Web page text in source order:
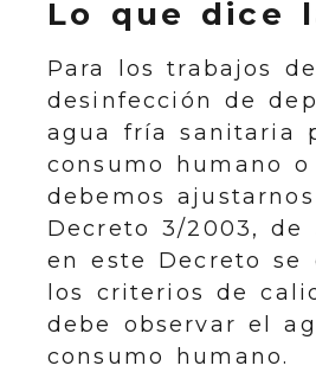
Lo que dice
Para los trabajos
desinfección de
agua fría sanitaria
consumo humano
debemos
Decreto 3/2003, de
en este Decreto se
los criterios de
debe observar el
consumo humano.